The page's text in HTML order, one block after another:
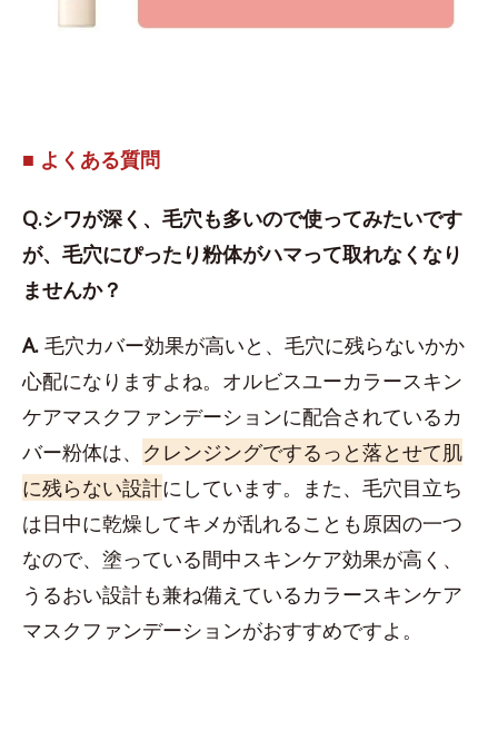
■ よくある質問
Q.シワが深く、毛穴も多いので使ってみたいです
が、毛穴にぴったり粉体がハマって取れなくなり
ませんか？
A. 毛穴カバー効果が高いと、毛穴に残らないかか
心配になりますよね。オルビスユーカラースキン
ケアマスクファンデーションに配合されているカ
バー粉体は、 クレンジングでするっと落とせて肌
に残らない設計にしています。また、毛穴目立ち
は日中に乾燥してキメが乱れることも原因の一つ
なので、塗っている間中スキンケア効果が高く、
うるおい設計も兼ね備えているカラースキンケア
マスクファンデーションがおすすめですよ。